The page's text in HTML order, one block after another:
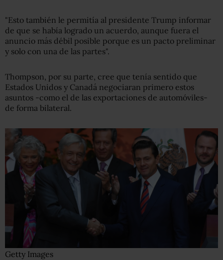
"Esto también le permitía al presidente Trump informar
de que se había logrado un acuerdo, aunque fuera el
anuncio más débil posible porque es un pacto preliminar
y solo con una de las partes".
Thompson, por su parte, cree que tenía sentido que
Estados Unidos y Canadá negociaran primero estos
asuntos -como el de las exportaciones de automóviles-
de forma bilateral.
Getty Images